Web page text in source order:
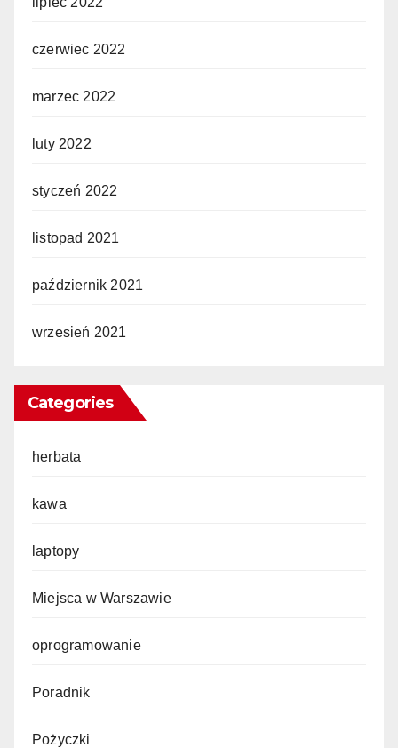
czerwiec 2022
marzec 2022
luty 2022
styczeń 2022
listopad 2021
październik 2021
wrzesień 2021
Categories
herbata
kawa
laptopy
Miejsca w Warszawie
oprogramowanie
Poradnik
Pożyczki